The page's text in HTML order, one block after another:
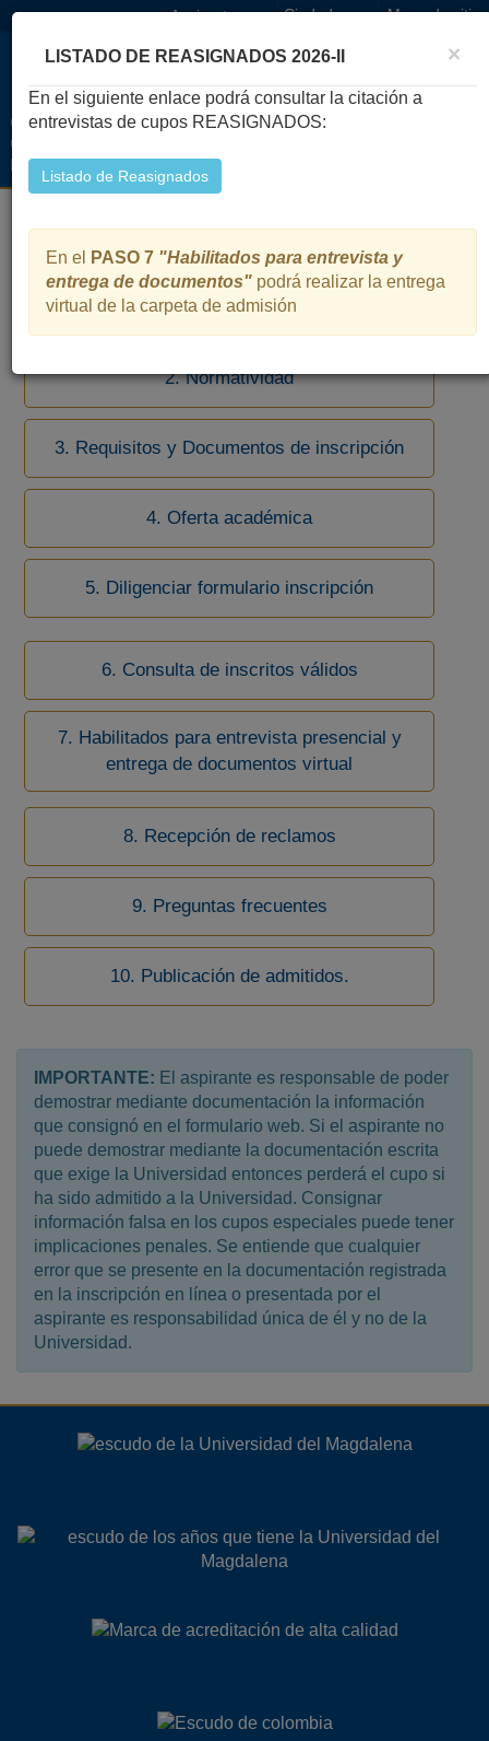
Seleccionar
Ciudadano Mapa de sitio
GRUPO DE ADMISIONES, REGISTRO Y
CONTROL ACADÉMICO
UNIMAGDALENA
Proceso de admisión PREGRADO PRESENCIAL 2026-II
IMPORTANTE: El aspirante es responsable de poder
demostrar mediante documentación la información
que consignó en el formulario web. Si el aspirante no
puede demostrar mediante la documentación escrita
que exige la Universidad entonces perderá el cupo si
ha sido admitido a la Universidad. Consignar
información falsa en los cupos especiales puede tener
implicaciones penales. Se entiende que cualquier
error que se presente en la documentación registrada
en la inscripción en línea o presentada por el
aspirante es responsabilidad única de él y no de la
Universidad.
LISTADO DE REASIGNADOS 2026-II ×
En el siguiente enlace podrá consultar la citación a
entrevistas de cupos REASIGNADOS:
Listado de Reasignados
En el PASO 7 "Habilitados para entrevista y
entrega de documentos" podrá realizar la entrega
virtual de la carpeta de admisión